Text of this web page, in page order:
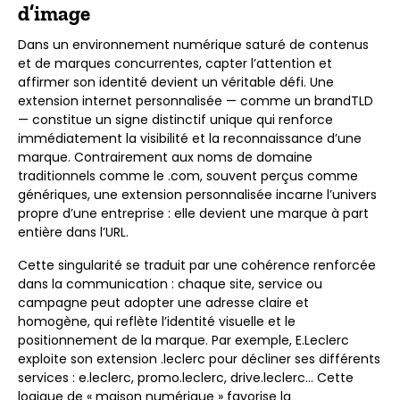
d’image
Dans un environnement numérique saturé de contenus
et de marques concurrentes, capter l’attention et
affirmer son identité devient un véritable défi. Une
extension internet personnalisée — comme un brandTLD
— constitue un signe distinctif unique qui renforce
immédiatement la visibilité et la reconnaissance d’une
marque. Contrairement aux noms de domaine
traditionnels comme le .com, souvent perçus comme
génériques, une extension personnalisée incarne l’univers
propre d’une entreprise : elle devient une marque à part
entière dans l’URL.
Cette singularité se traduit par une cohérence renforcée
dans la communication : chaque site, service ou
campagne peut adopter une adresse claire et
homogène, qui reflète l’identité visuelle et le
positionnement de la marque. Par exemple, E.Leclerc
exploite son extension .leclerc pour décliner ses différents
services : e.leclerc, promo.leclerc, drive.leclerc… Cette
logique de « maison numérique » favorise la